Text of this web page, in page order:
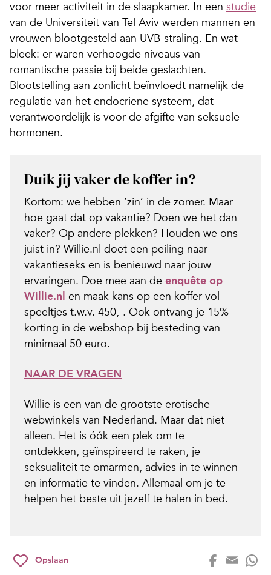
voor meer activiteit in de slaapkamer. In een studie
van de Universiteit van Tel Aviv werden mannen en
vrouwen blootgesteld aan UVB-straling. En wat
bleek: er waren verhoogde niveaus van
romantische passie bij beide geslachten.
Blootstelling aan zonlicht beïnvloedt namelijk de
regulatie van het endocriene systeem, dat
verantwoordelijk is voor de afgifte van seksuele
hormonen.
Duik jij vaker de koffer in?
Kortom: we hebben ‘zin’ in de zomer. Maar
hoe gaat dat op vakantie? Doen we het dan
vaker? Op andere plekken? Houden we ons
juist in? Willie.nl doet een peiling naar
vakantieseks en is benieuwd naar jouw
ervaringen. Doe mee aan de enquête op
Willie.nl en maak kans op een koffer vol
speeltjes t.w.v. 450,-. Ook ontvang je 15%
korting in de webshop bij besteding van
minimaal 50 euro.
NAAR DE VRAGEN
Willie is een van de grootste erotische
webwinkels van Nederland. Maar dat niet
alleen. Het is óók een plek om te
ontdekken, geïnspireerd te raken, je
seksualiteit te omarmen, advies in te winnen
en informatie te vinden. Allemaal om je te
helpen het beste uit jezelf te halen in bed.
Opslaan